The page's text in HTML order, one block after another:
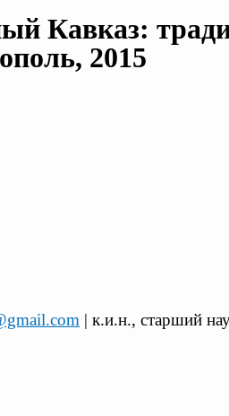
Кавказ:
2015
| к.и.н., старший